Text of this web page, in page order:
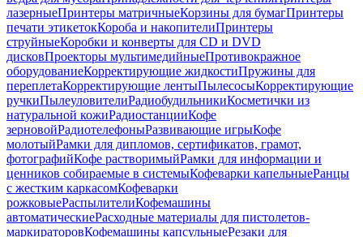
лазерныеПринтеры матричныеКорзины для бумагПринтеры
печати этикетокКороба и накопителиПринтеры
струйныеКоробки и конверты для CD и DVD
дисковПроекторы мультимедийныеПротивокражное
оборудованиеКорректирующие жидкостиПружины для
переплетаКорректирующие лентыПылесосыКорректирующие
ручкиПылеуловителиРадиобудильникиКосметички из
натуральной кожиРадиостанцииКофе
зерновойРадиотелефоныРазвивающие игрыКофе
молотыйРамки для дипломов, сертификатов, грамот,
фотографийКофе растворимыйРамки для информации и
ценников собираемые в системыКофеварки капельныеРанцы
с жестким каркасомКофеварки
рожковыеРаспылителиКофемашины
автоматическиеРасходные материалы для пистолетов-
маркираторовКофемашины капсульныеРезаки для